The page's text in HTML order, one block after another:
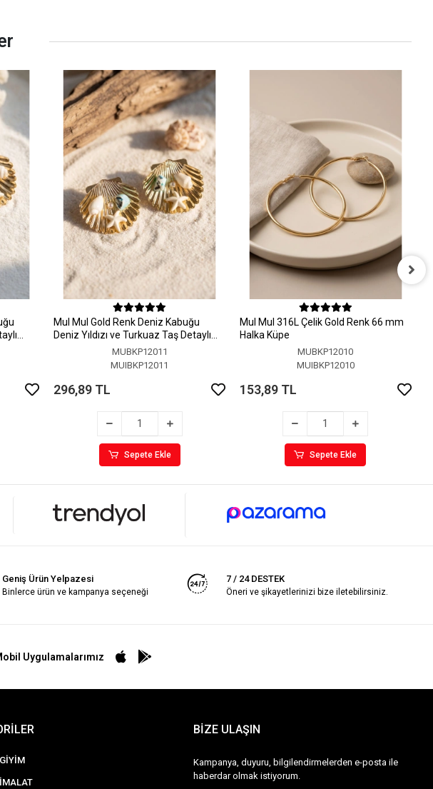
MuI MuI Gold Renk Deniz Kabuğu
Deniz Yıldızı ve Turkuaz Taş Detaylı
MUBKP12011
MUIBKP12011
296,89 TL
Sepete Ekle
MuI MuI 316L Çelik Gold Renk 66 mm
Halka Küpe
MUBKP12010
MUIBKP12010
153,89 TL
Sepete Ekle
Geniş Ürün Yelpazesi
Binlerce ürün ve kampanya seçeneği
7 / 24 DESTEK
Öneri ve şikayetlerinizi bize iletebilirsiniz.
Uygulamalarımız
BİZE ULAŞIN
Kampanya, duyuru, bilgilendirmelerden e-posta ile
haberdar olmak istiyorum.